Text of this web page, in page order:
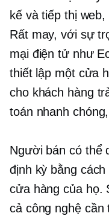
kế và tiếp thị web,
Rất may, với sự
mại điện tử như
thiết lập một cửa
cho khách hàng
toán nhanh
Người bán có thể
định kỳ bằng
cửa hàng của họ.
cả công nghệ cần